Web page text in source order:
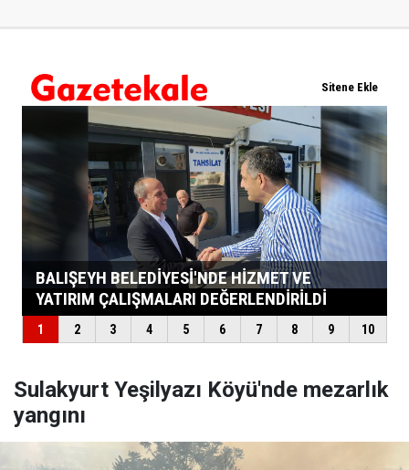
Sulakyurt Yeşilyazı Köyü'nde mezarlık
yangını